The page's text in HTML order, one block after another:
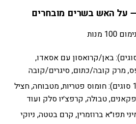
מנות
פנים (4 סוגים): באן/קרואסון עם אסאדו,
מרק קובה/כתום, סיגרים/קובה
מנה ראשונה (10 סוגים): חומוס פטריות, מטבוחה, חציל
טבולה, קרפצ׳יו סלק ועוד
תפו״א ברוזמרין, קרם בטטה, ניוקי